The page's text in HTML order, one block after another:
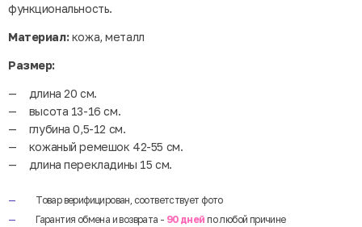
функциональность.
Материал:кожа, металл
Размер:
длина 20 см.
высота 13-16 см.
глубина 0,5-12 см.
кожаный ремешок 42-55 см.
длина перекладины 15 см.
Товар верифицирован, соответствует фото
Гарантия обмена и возврата - 90 дней по любой причине